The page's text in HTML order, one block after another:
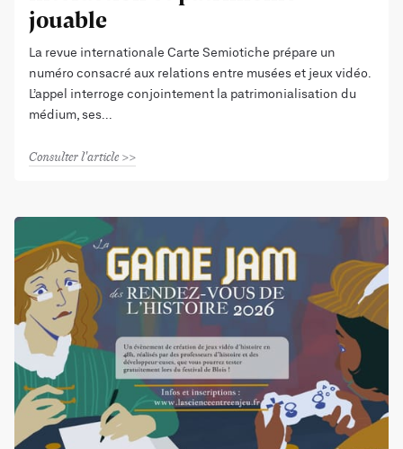
jouable
La revue internationale Carte Semiotiche prépare un
numéro consacré aux relations entre musées et jeux vidéo.
L’appel interroge conjointement la patrimonialisation du
médium, ses
Consulter l'article